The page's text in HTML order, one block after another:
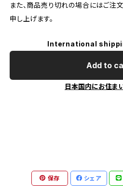
また、商品売り切れの場合にはご注
申し上げます。
International
Add to
日本国内にお住ま
保存 シェア